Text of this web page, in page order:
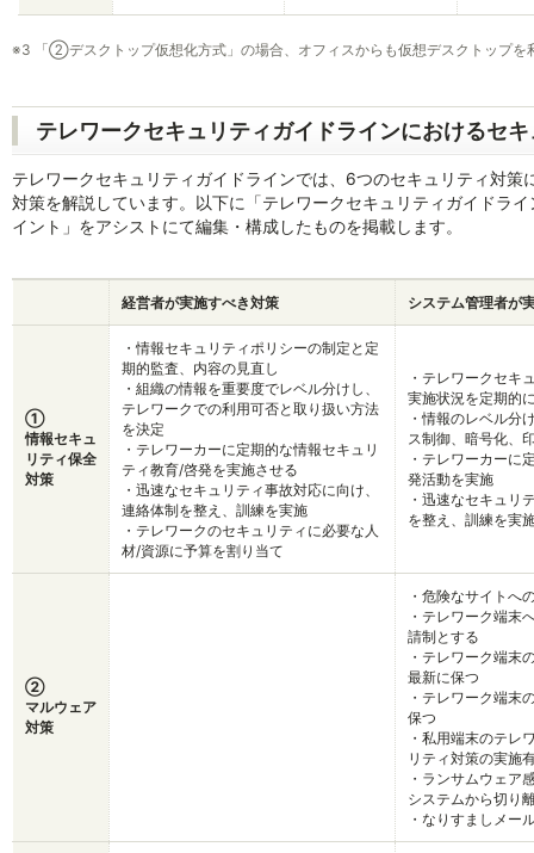
※3 「②デスクトップ仮想化方式」の場合、オフィスからも仮想デスクトップ
テレワークセキュリティガイドラインにおけるセ
テレワークセキュリティガイドラインでは、6つのセキュリティ対
対策を解説しています。以下に「テレワークセキュリティガイドラ
イント」をアシストにて編集・構成したものを掲載します。
経営者が実施すべき対策 システム管理者が
①
情報セキュ
リティ保全
対策
・情報セキュリティポリシーの制定と定
期的監査、内容の見直し
・組織の情報を重要度でレベル分けし、
テレワークでの利用可否と取り扱い方法
を決定
・テレワーカーに定期的な情報セキュリ
ティ教育/啓発を実施させる
・迅速なセキュリティ事故対応に向け、
連絡体制を整え、訓練を実施
・テレワークのセキュリティに必要な人
材/資源に予算を割り当て
・テレワークセキ
実施状況を定期的
・情報のレベル分
ス制御、暗号化、
・テレワーカーに
発活動を実施
・迅速なセキュリ
を整え、訓練を実
②
マルウェア
対策
・危険なサイトへ
・テレワーク端末
請制とする
・テレワーク端末
最新に保つ
・テレワーク端末
保つ
・私用端末のテレ
リティ対策の実施
・ランサムウェア
システムから切り
・なりすましメー